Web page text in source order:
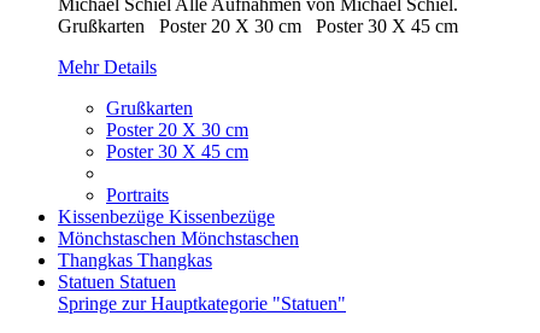
Michael Schiel Alle Aufnahmen von Michael Schiel.
Grußkarten Poster 20 X 30 cm Poster 30 X 45 cm
Mehr Details
Grußkarten
Poster 20 X 30 cm
Poster 30 X 45 cm
Portraits
Kissenbezüge Kissenbezüge
Mönchstaschen Mönchstaschen
Thangkas Thangkas
Statuen Statuen
Springe zur Hauptkategorie "Statuen"